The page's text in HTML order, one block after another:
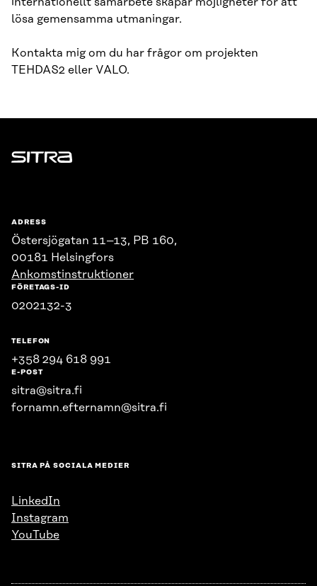
lösa gemensamma utmaningar.
Kontakta mig om du har frågor om projekten
TEHDAS2 eller VALO.
Sitra
ADRESS
Östersjögatan 11–13, PB 160,
00181 Helsingfors
Ankomstinstruktioner
FÖRETAGS-ID
0202132-3
TELEFON
+358 294 618 991
E-POST
sitra@sitra.fi
fornamn.efternamn@sitra.fi
SITRA PÅ SOCIALA MEDIER
LinkedIn
Instagram
YouTube